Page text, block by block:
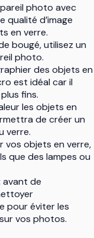
photo avec
qualité d’image
en verre.
bougé, utilisez un
photo.
des objets en
est idéal car il
fins.
les objets en
de créer un
verre.
vos objets en verre,
que des lampes ou
avant de
pour éviter les
vos photos.